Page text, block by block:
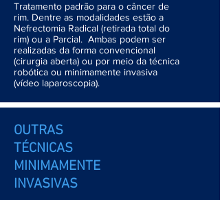
Tratamento padrão para o câncer de
rim. Dentre as modalidades estão a
Nefrectomia Radical (retirada total do
rim) ou a Parcial. Ambas podem ser
realizadas da forma convencional
(cirurgia aberta) ou por meio da técnica
robótica ou minimamente invasiva
(vídeo laparoscopia).
OUTRAS
TÉCNICAS
MINIMAMENTE
INVASIVAS